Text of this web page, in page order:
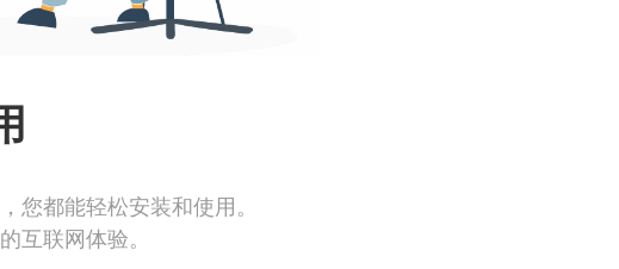
都能轻松安装和使用。
互联网体验。